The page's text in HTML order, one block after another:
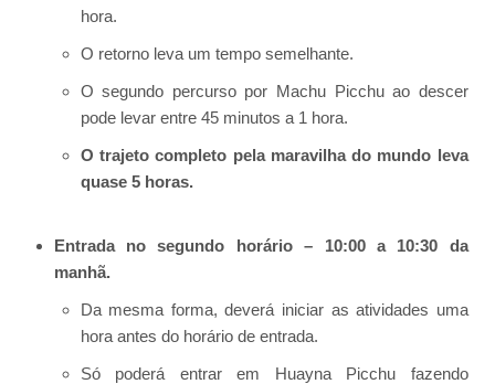
hora.
O retorno leva um tempo semelhante.
O segundo percurso por Machu Picchu ao descer
pode levar entre 45 minutos a 1 hora.
O trajeto completo pela maravilha do mundo leva
quase 5 horas.
Entrada no segundo horário – 10:00 a 10:30 da
manhã.
Da mesma forma, deverá iniciar as atividades uma
hora antes do horário de entrada.
Só poderá entrar em Huayna Picchu fazendo